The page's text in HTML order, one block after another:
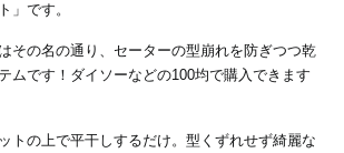
」です。
その名の通り、セーターの型崩れを防ぎつつ乾
ムです！ダイソーなどの100均で購入できます
トの上で平干しするだけ。型くずれせず綺麗な